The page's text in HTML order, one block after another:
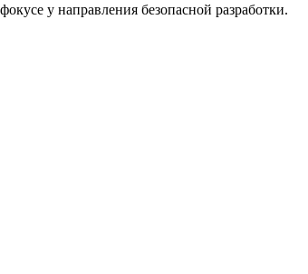
у направления безопасной разработки.